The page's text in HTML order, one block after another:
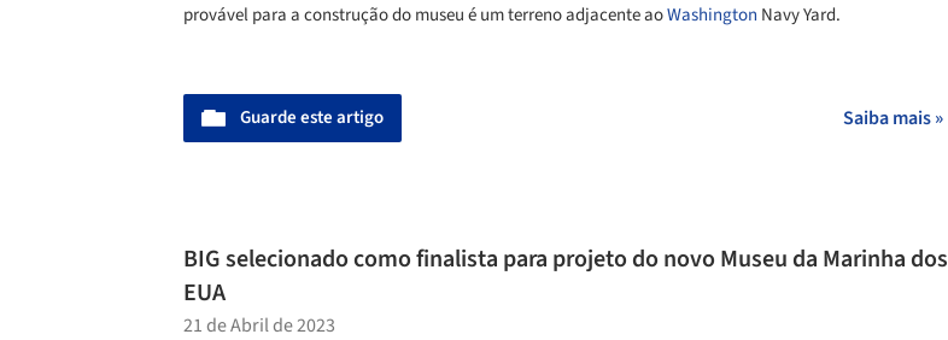
provável para a construção do museu é um terreno adjacente aoWashington Navy Yard.
Guarde este artigo Saiba mais »
BIG selecionado como finalista para projeto do novo Museu da Marinha dos
EUA
21 de Abril de 2023